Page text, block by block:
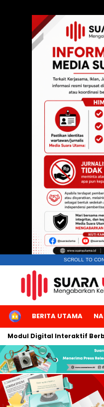
SCROLL TO
HOMEBERITA UTAMA
Digital Interaktif